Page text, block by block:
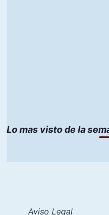
Lo mas visto de la
Aviso Legal